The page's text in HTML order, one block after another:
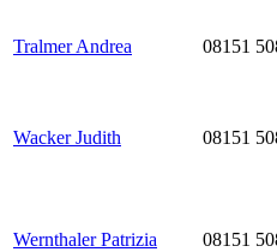
Tralmer Andrea 08151
Wacker Judith 08151
Wernthaler Patrizia 08151